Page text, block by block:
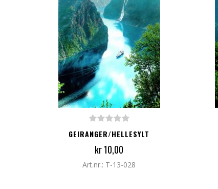
LEGG TIL I HANDLEKURV
GEIRANGER/HELLESYLT
kr 10,00
Art.nr.: T-13-028